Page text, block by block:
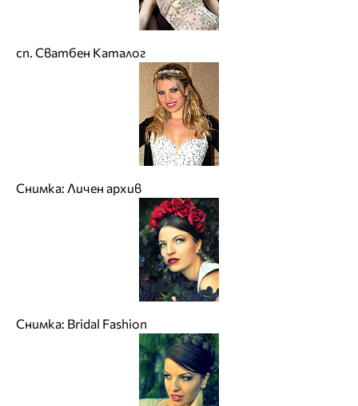
сп. Сватбен Каталог
Снимка: Личен архив
Снимка: Bridal Fashion